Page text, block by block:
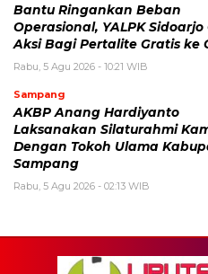
Bantu Ringankan Beban
Operasional, YALPK Sidoarjo
Aksi Bagi Pertalite Gratis ke
Rabu, 5 Agu 2026 - 10:21 WIB
Sampang
AKBP Anang Hardiyanto
Laksanakan Silaturahmi
Dengan Tokoh Ulama
Sampang
Rabu, 5 Agu 2026 - 02:13 WIB